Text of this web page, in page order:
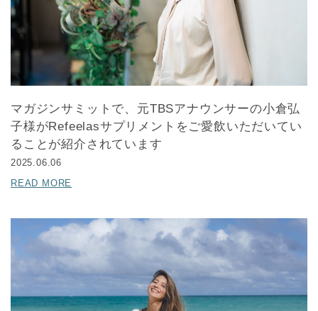
マガジンサミットで、元TBSアナウンサーの小倉弘
子様がRefeelasサプリメントをご愛飲いただいてい
ることが紹介されています
2025.06.06
READ MORE